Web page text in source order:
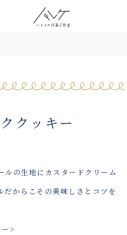
クッキー
ルの生地にカスタードクリーム
だからこその美味しさとコツを
>